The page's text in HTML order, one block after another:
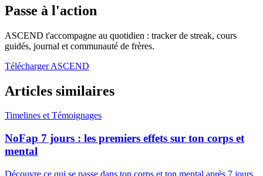
Passe à l'action
ASCEND t'accompagne au quotidien : tracker de streak, cours
guidés, journal et communauté de frères.
Télécharger ASCEND
Articles similaires
Timelines et Témoignages
NoFap 7 jours : les premiers effets sur ton corps et
mental
Découvre ce qui se passe dans ton corps et ton mental après 7 jours